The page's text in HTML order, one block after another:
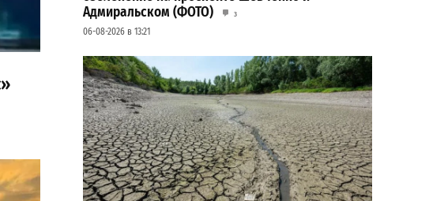
Адмиральском (ФОТО)
3
06-08-2026 в 13:21